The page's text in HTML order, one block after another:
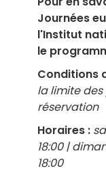
Journées
l'Institut
le
Conditions
la limite
réservation
Horaires :
18:00 |
18:00